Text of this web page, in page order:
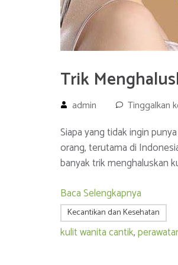
Trik
admin Tinggalkan
Siapa yang tidak ingin
orang, terutama di
banyak trik menghaluskan
Baca Selengkapnya
Kecantikan dan Kesehatan
kulit wanita cantik,